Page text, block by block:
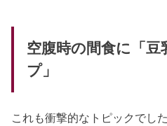
空腹時の間食に「
プ」
これも衝撃的なトピックでした